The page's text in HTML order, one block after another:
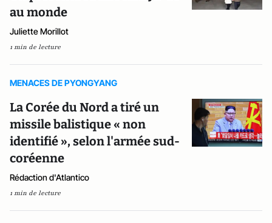
au monde
Juliette Morillot
1 min de lecture
MENACES DE PYONGYANG
La Corée du Nord a tiré un
missile balistique « non
identifié », selon l'armée sud-
coréenne
Rédaction d'Atlantico
1 min de lecture